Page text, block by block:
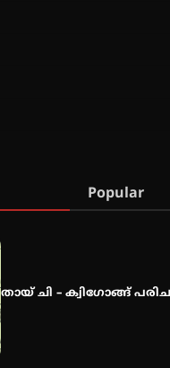
Popular
തായ് ചി – ക്വിഗോങ്ങ്